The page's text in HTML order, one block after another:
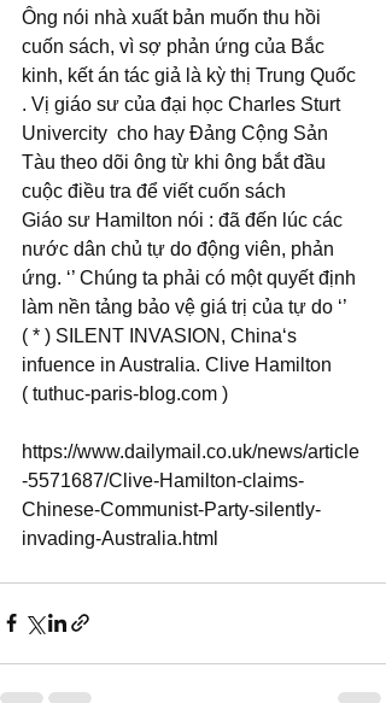
Ông nói nhà xuất bản muốn thu hồi
cuốn sách, vì sợ phản ứng của Bắc
kinh, kết án tác giả là kỳ thị Trung Quốc
. Vị giáo sư của đại học Charles Sturt
Univercity  cho hay Đảng Cộng Sản
Tàu theo dõi ông từ khi ông bắt đầu
cuộc điều tra để viết cuốn sách
Giáo sư Hamilton nói : đã đến lúc các
nước dân chủ tự do động viên, phản
ứng. ‘’ Chúng ta phải có một quyết định
làm nền tảng bảo vệ giá trị của tự do ‘’
( * ) SILENT INVASION, China‘s
infuence in Australia. Clive Hamilton
( tuthuc-paris-blog.com )
https://www.dailymail.co.uk/news/article
-5571687/Clive-Hamilton-claims-
Chinese-Communist-Party-silently-
invading-Australia.html